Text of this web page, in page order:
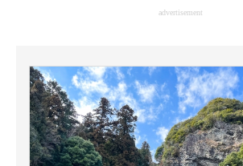
advertisement